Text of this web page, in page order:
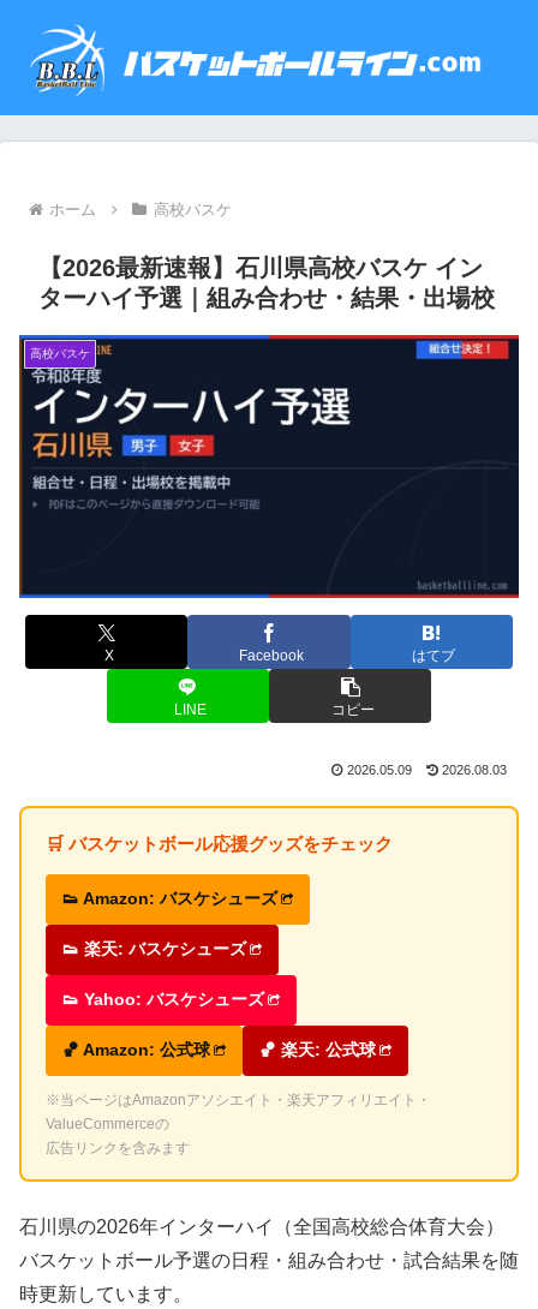
ホーム 高校バスケ
【2026最新速報】石川県高校バスケ イン
ターハイ予選｜組み合わせ・結果・出場校
高校バスケ
X Facebook はてブ
LINE コピー
2026.05.09 2026.08.03
🛒 バスケットボール応援グッズをチェック
👟 Amazon: バスケシューズ
👟 楽天: バスケシューズ
👟 Yahoo: バスケシューズ
🏀 Amazon: 公式球 🏀 楽天: 公式球
※当ページはAmazonアソシエイト・楽天アフィリエイト・
ValueCommerceの
広告リンクを含みます
石川県の2026年インターハイ（全国高校総合体育大会）
バスケットボール予選の日程・組み合わせ・試合結果を随
時更新しています。